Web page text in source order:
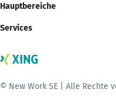
Hauptbereiche
Services
© New Work SE | Alle Rechte